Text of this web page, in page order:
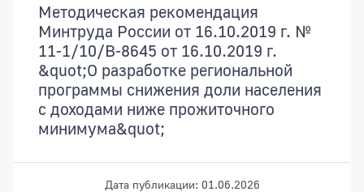
Методическая рекомендация
Минтруда России от 16.10.2019 г. №
11-1/10/В-8645 от 16.10.2019 г.
&quot;О разработке региональной
программы снижения доли населения
с доходами ниже прожиточного
минимума&quot;
Дата публикации: 01.06.2026